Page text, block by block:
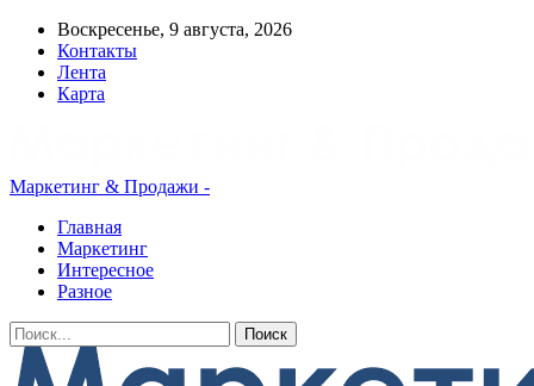
Воскресенье, 9 августа, 2026
Контакты
Лента
Карта
Маркетинг & Продажи -
Главная
Маркетинг
Интересное
Разное